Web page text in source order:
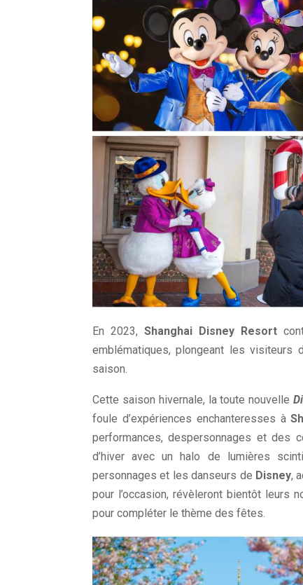
En 2023, Shanghai Disney Resort
emblématiques, plongeant les visiteurs
saison.
Cette saison hivernale, la toute nouvelle
foule d’expériences enchanteresses à
performances, despersonnages et des
d’hiver avec un halo de lumières
personnages et les danseurs de Disney,
pour l’occasion, révèleront bientôt leurs
pour compléter le thème des fêtes.